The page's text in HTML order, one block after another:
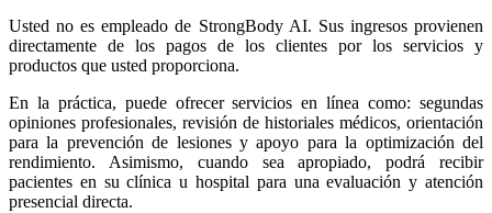
Usted no es empleado de StrongBody AI. Sus ingresos provienen
directamente de los pagos de los clientes por los servicios y
productos que usted proporciona.
En la práctica, puede ofrecer servicios en línea como: segundas
opiniones profesionales, revisión de historiales médicos, orientación
para la prevención de lesiones y apoyo para la optimización del
rendimiento. Asimismo, cuando sea apropiado, podrá recibir
pacientes en su clínica u hospital para una evaluación y atención
presencial directa.